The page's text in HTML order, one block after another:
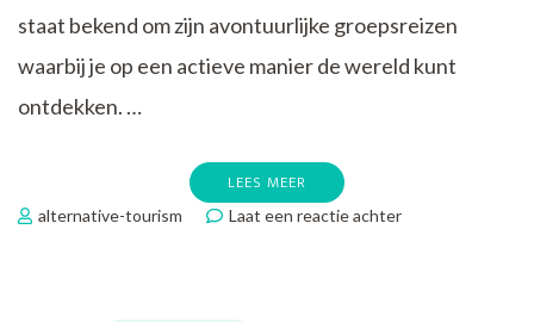
staat bekend om zijn avontuurlijke groepsreizen
waarbij je op een actieve manier de wereld kunt
ontdekken. …
LEES MEER
alternative-tourism Laat een reactie achterop